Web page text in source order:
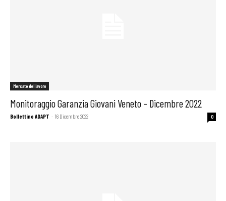
Mercato del lavoro
Monitoraggio Garanzia Giovani Veneto – Dicembre 2022
Bollettino ADAPT - 16 Dicembre 2022 0